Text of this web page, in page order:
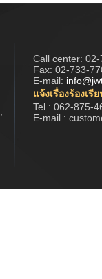
Call center: 02-
Fax: 02-733-
E-mail:
แจ้งเรื่องร้องเรี
Tel : 062-875-
E-mail :